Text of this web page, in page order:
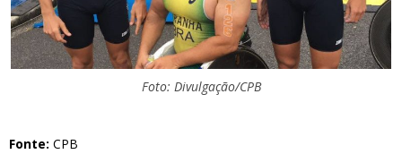
Foto: Divulgação/CPB
Fonte: CPB